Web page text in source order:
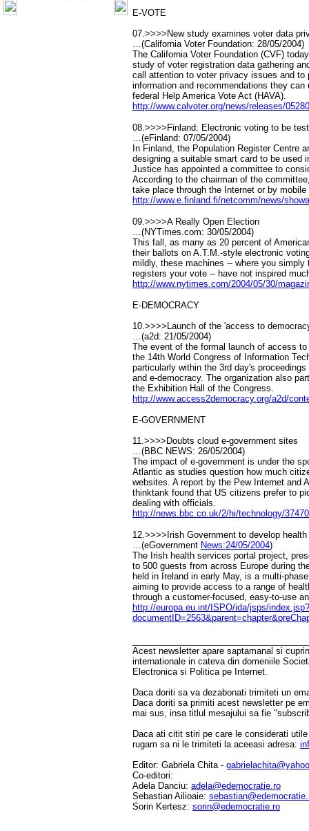
E-VOTE
07.>>>>New study examines voter data
…(California Voter Foundation: 28/05/2004)
The California Voter Foundation (CVF)
study of voter registration data gathering
call attention to voter privacy issues and to
information and recommendations they
federal Help America Vote Act (HAVA).
http://www.calvoter.org/news/releases/
08.>>>>Finland: Electronic voting to be
…(eFinland: 07/05/2004)
In Finland, the Population Register Centre
designing a suitable smart card to be used
Justice has appointed a committee to
According to the chairman of the
take place through the Internet or by
http://www.e.finland.fi/netcomm/news/
09.>>>>A Really Open Election
…(NYTimes.com: 30/05/2004)
This fall, as many as 20 percent of
their ballots on A.T.M.-style electronic
mildly, these machines -- where you
registers your vote -- have not inspired
http://www.nytimes.com/2004/05/30/
E-DEMOCRACY
10.>>>>Launch of the 'access to
…(a2d: 21/05/2004)
The event of the formal launch of access
the 14th World Congress of Information
particularly within the 3rd day's
and e-democracy. The organization also
the Exhibition Hall of the Congress.
http://www.access2democracy.org/a2d/
E-GOVERNMENT
11.>>>>Doubts cloud e-government sites
…(BBC NEWS: 26/05/2004)
The impact of e-government is under the
Atlantic as studies question how much
websites. A report by the Pew Internet and
thinktank found that US citizens prefer to
dealing with officials.
http://news.bbc.co.uk/2/hi/technology/
12.>>>>Irish Government to develop
…(eGovernment News:24/05/2004)
The Irish health services portal project,
to 500 guests from across Europe during
held in Ireland in early May, is a multi-
aiming to provide access to a range of
through a customer-focused, easy-to-use
http://europa.eu.int/ISPO/ida/jsps/
Acest newsletter apare saptamanal si
internationale in cateva din domeniile
Electronica si Politica pe Internet.
Daca doriti sa va dezabonati trimiteti un
Daca doriti sa primiti acest newsletter pe
mai sus, insa titlul mesajului sa fie
Daca ati citit stiri pe care le considerati
rugam sa ni le trimiteti la aceeasi adresa:
Editor: Gabriela Chita -
Co-editori:
Adela Danciu: adela@edemocratie.ro
Sebastian Ailioaie:
Sorin Kertesz: sorin@edemocratie.ro